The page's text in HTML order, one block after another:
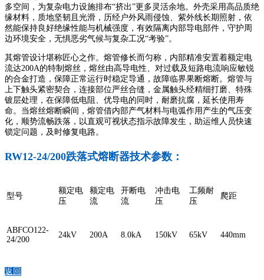
多空间，为复杂电力设施排布“挤出”更多灵活余地。外壳采用高品质绝
缘材料，质地坚韧且光滑，历经户外风雨侵蚀、紫外线长期照射，依
然能保持良好绝缘性能与机械强度，有效隔离内部导电部件，守护周
边环境安全，无惧恶劣气候与复杂工况“考验”。
其熔管设计堪称匠心之作。熔管修长而匀称，内部精准安置着额定电
流达200A的特制熔丝，熔丝由高导电性、对过载及短路电流响应敏锐
的合金打造，保障正常运行时稳定导通，故障临界果断熔断。熔管与
上下触头紧密契合，连接部位严丝合缝，金属触头经精细打磨、特殊
镀层处理，在保障低电阻、优导电的同时，耐磨抗腐，延长使用寿
命。当熔丝熔断瞬间，熔管借内部产气材料与电弧作用产生的气压变
化，顺势流畅跌落，以直观可视状态指示故障发生，助运维人员快速
锁定问题，及时修复电路。
RW12-24/200跌落式熔断器技术参数：
型号
额定电
压
额定电
流
开断电
流
冲击电
压
工频耐
压
爬距
ABFCO122-
24/200
24kV 200A 8.0kA 150kV 65kV 440mm
返回